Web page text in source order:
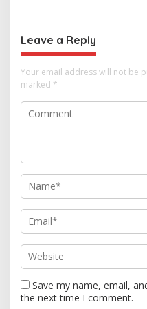
Leave a Reply
Your email address will not be
marked *
Save my name, email,
the next time I comment.